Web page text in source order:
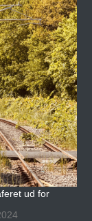
ud for